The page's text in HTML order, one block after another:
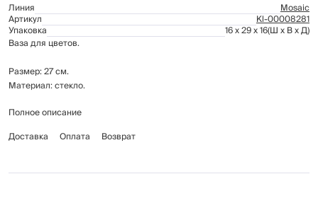
Линия
Mosaic
Артикул Kl-00008281
Упаковка 16 x 29 x 16(Ш x В x Д)
Ваза для цветов.
Размер: 27 см.
Материал: стекло.
Рекомендуется мыть вручную с применением мягких моющих средств.
губки. Беречь от механических повреждений.
Полное описание
Доставка
Оплата Возврат